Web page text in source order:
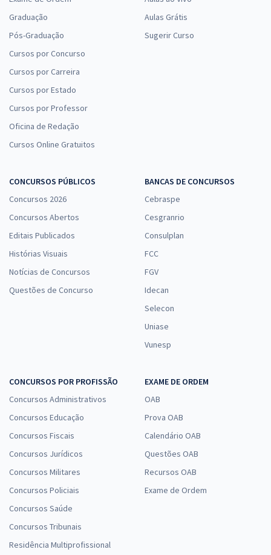
Graduação
Pós-Graduação
Cursos por Concurso
Cursos por Carreira
Cursos por Estado
Cursos por Professor
Oficina de Redação
Cursos Online Gratuitos
Aulas Grátis
Sugerir Curso
CONCURSOS PÚBLICOS
Concursos 2026
Concursos Abertos
Editais Publicados
Histórias Visuais
Notícias de Concursos
Questões de Concurso
BANCAS DE CONCURSOS
Cebraspe
Cesgranrio
Consulplan
FCC
FGV
Idecan
Selecon
Uniase
Vunesp
CONCURSOS POR PROFISSÃO
Concursos Administrativos
Concursos Educação
Concursos Fiscais
Concursos Jurídicos
Concursos Militares
Concursos Policiais
Concursos Saúde
Concursos Tribunais
Residência Multiprofissional
EXAME DE ORDEM
OAB
Prova OAB
Calendário OAB
Questões OAB
Recursos OAB
Exame de Ordem